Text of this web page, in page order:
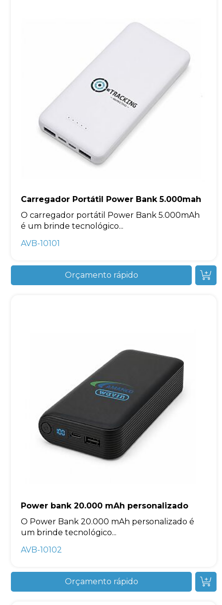
Carregador Portátil Power Bank 5.000mah
O carregador portátil Power Bank 5.000mAh
é um brinde tecnológico...
AVB-10101
Orçamento rápido
Power bank 20.000 mAh personalizado
O Power Bank 20.000 mAh personalizado é
um brinde tecnológico...
AVB-10102
Orçamento rápido